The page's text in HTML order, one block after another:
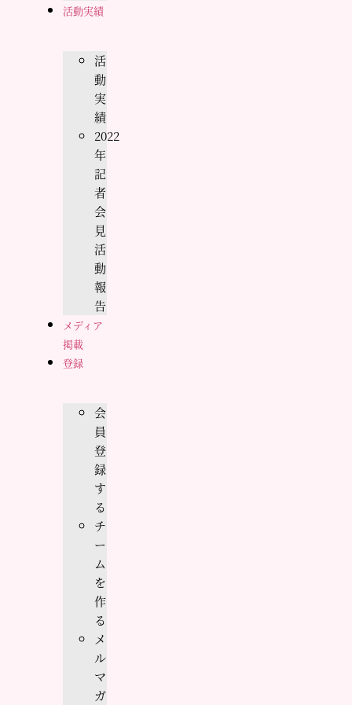
活動実績
活
動
実
績
2022
年
記
者
会
見
活
動
報
告
メディア
掲載
登録
会
員
登
録
す
る
チ
ー
ム
を
作
る
メ
ル
マ
ガ